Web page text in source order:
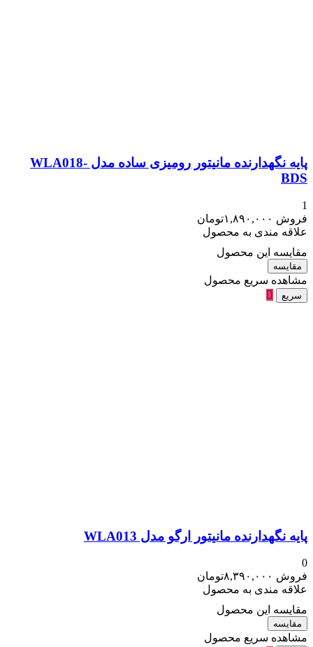
پایه نگهدارنده مانیتور رومیزی ساده مدل WLA018-
BDS
1
فروش ۱,۸۹۰,۰۰۰تومان
علاقه مندی به محصول
مقایسه این محصول
مقایسه
مشاهده سریع محصول
سریع
پایه نگهدارنده مانیتور ارگو مدل WLA013
0
فروش ۸,۳۹۰,۰۰۰تومان
علاقه مندی به محصول
مقایسه این محصول
مقایسه
مشاهده سریع محصول